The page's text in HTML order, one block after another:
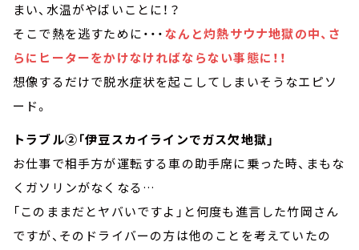
まい、水温がやばいことに！？
そこで熱を逃すために・・・なんと灼熱サウナ地獄の中、さ
らにヒーターをかけなければならない事態に！！
想像するだけで脱水症状を起こしてしまいそうなエピソ
ード。
トラブル②「伊豆スカイラインでガス欠地獄」
お仕事で相手方が運転する車の助手席に乗った時、まもな
くガソリンがなくなる…
「このままだとヤバいですよ」と何度も進言した竹岡さん
ですが、そのドライバーの方は他のことを考えていたの